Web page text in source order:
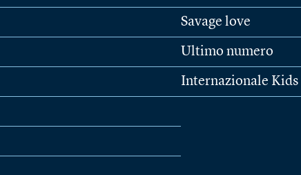
Savage love
Ultimo numero
Internazionale Kids